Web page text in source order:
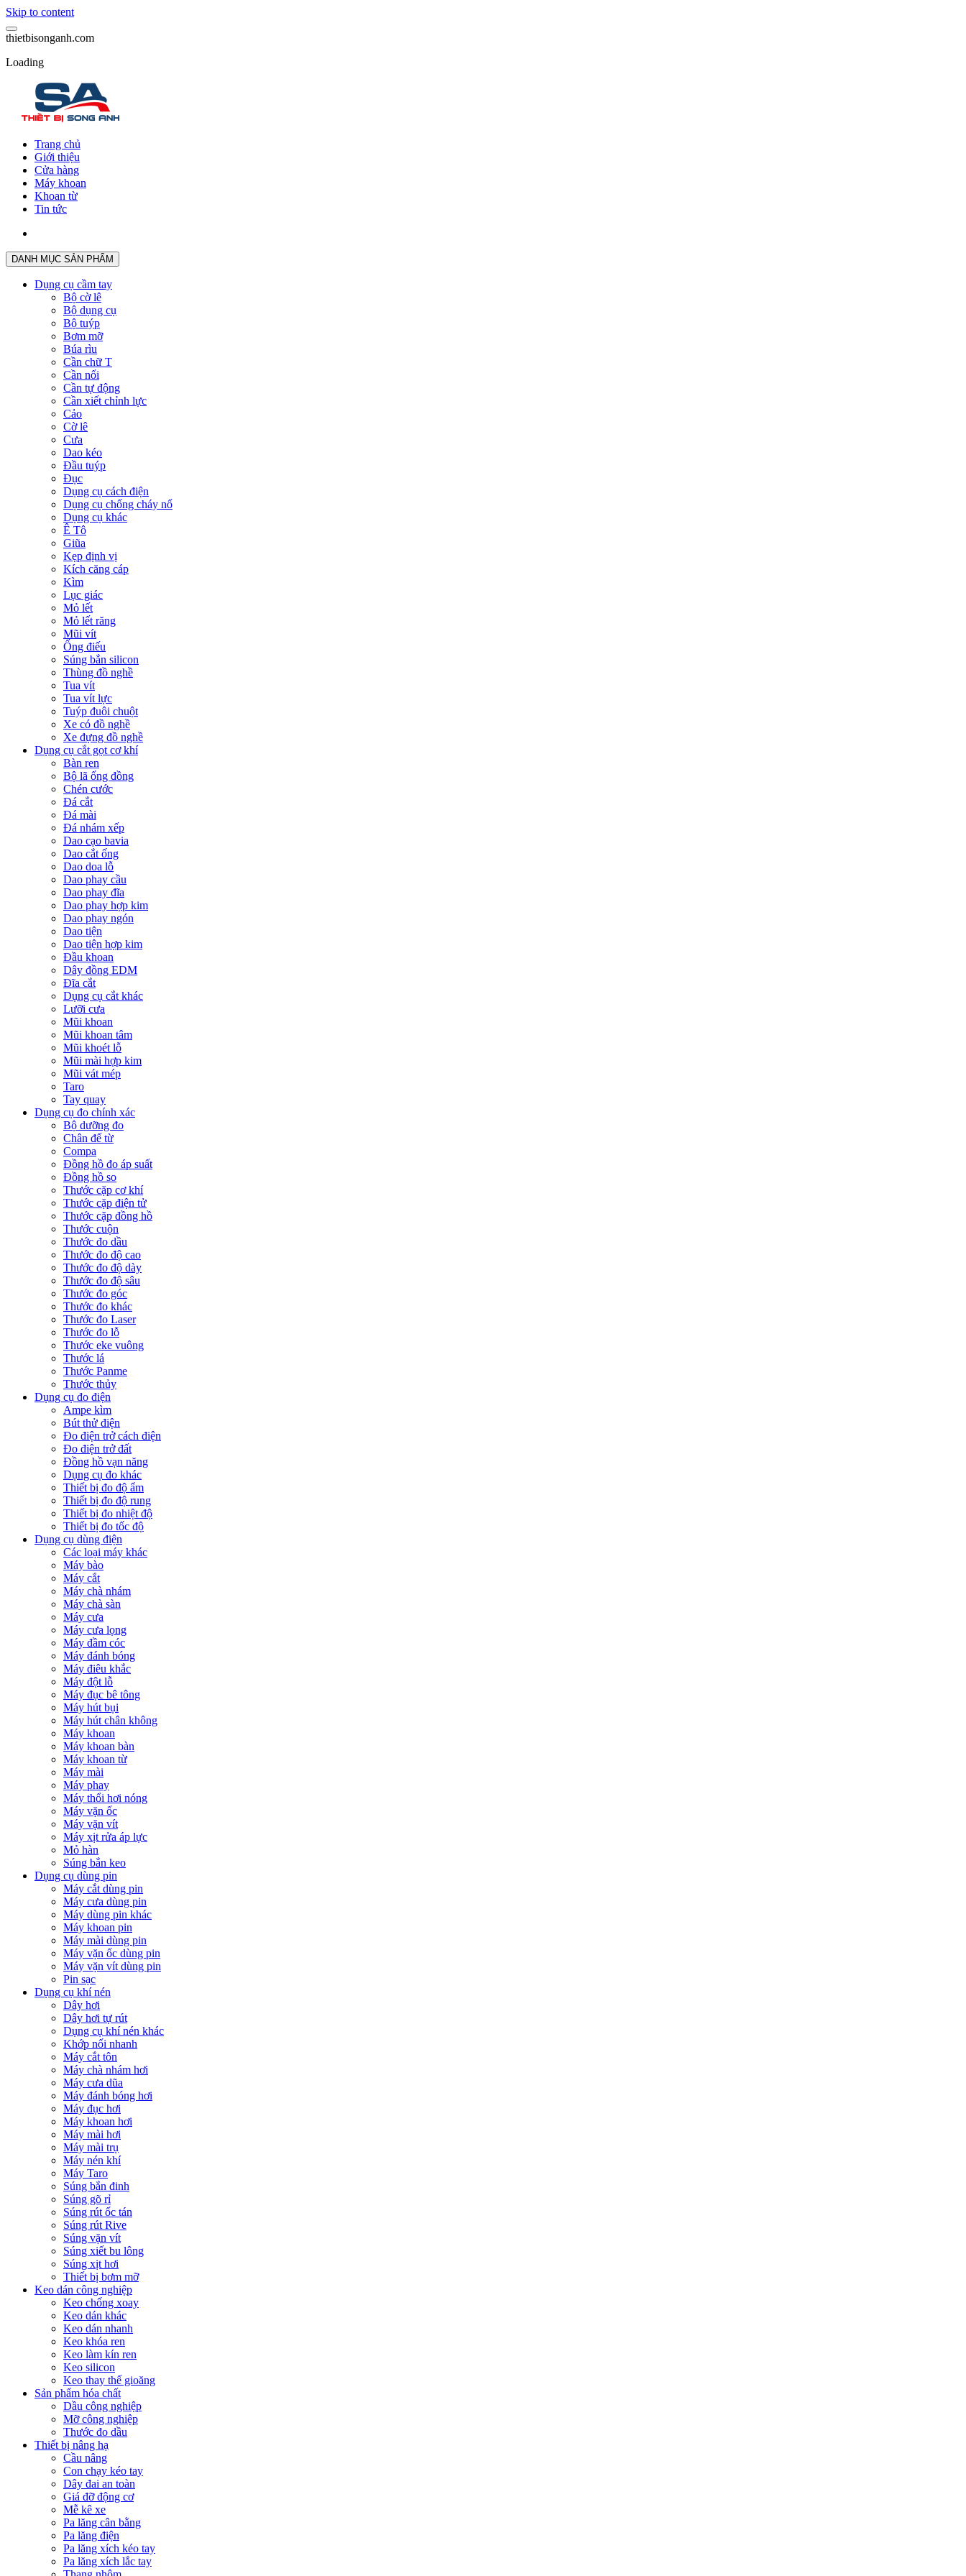
Skip to content
thietbisonganh.com
Loading
Trang chủ
Giới thiệu
Cửa hàng
Máy khoan
Khoan từ
Tin tức
DANH MỤC SẢN PHẨM
Dụng cụ cầm tay
Bộ cờ lê
Bộ dụng cụ
Bộ tuýp
Bơm mỡ
Búa rìu
Cần chữ T
Cần nối
Cần tự động
Cần xiết chỉnh lực
Cảo
Cờ lê
Cưa
Dao kéo
Đầu tuýp
Đục
Dụng cụ cách điện
Dụng cụ chống cháy nổ
Dụng cụ khác
Ê Tô
Giũa
Kẹp định vị
Kích căng cáp
Kìm
Lục giác
Mỏ lết
Mỏ lết răng
Mũi vít
Ống điếu
Súng bắn silicon
Thùng đồ nghề
Tua vít
Tua vít lực
Tuýp đuôi chuột
Xe có đồ nghề
Xe đựng đồ nghề
Dụng cụ cắt gọt cơ khí
Bàn ren
Bộ lã ống đồng
Chén cước
Đá cắt
Đá mài
Đá nhám xếp
Dao cạo bavia
Dao cắt ống
Dao doa lỗ
Dao phay cầu
Dao phay đĩa
Dao phay hợp kim
Dao phay ngón
Dao tiện
Dao tiện hợp kim
Đầu khoan
Dây đồng EDM
Đĩa cắt
Dụng cụ cắt khác
Lưỡi cưa
Mũi khoan
Mũi khoan tâm
Mũi khoét lỗ
Mũi mài hợp kim
Mũi vát mép
Taro
Tay quay
Dụng cụ đo chính xác
Bộ dưỡng đo
Chân đế từ
Compa
Đồng hồ đo áp suất
Đồng hồ so
Thước cặp cơ khí
Thước cặp điện tử
Thước cặp đồng hồ
Thước cuộn
Thước đo dầu
Thước đo độ cao
Thước đo độ dày
Thước đo độ sâu
Thước đo góc
Thước đo khác
Thước đo Laser
Thước đo lỗ
Thước eke vuông
Thước lá
Thước Panme
Thước thủy
Dụng cụ đo điện
Ampe kìm
Bút thử điện
Đo điện trở cách điện
Đo điện trở đất
Đồng hồ vạn năng
Dụng cụ đo khác
Thiết bị đo độ ẩm
Thiết bị đo độ rung
Thiết bị đo nhiệt độ
Thiết bị đo tốc độ
Dụng cụ dùng điện
Các loại máy khác
Máy bào
Máy cắt
Máy chà nhám
Máy chà sàn
Máy cưa
Máy cưa lọng
Máy đầm cóc
Máy đánh bóng
Máy điêu khắc
Máy đột lỗ
Máy đục bê tông
Máy hút bụi
Máy hút chân không
Máy khoan
Máy khoan bàn
Máy khoan từ
Máy mài
Máy phay
Máy thổi hơi nóng
Máy vặn ốc
Máy vặn vít
Máy xịt rửa áp lực
Mỏ hàn
Súng bắn keo
Dụng cụ dùng pin
Máy cắt dùng pin
Máy cưa dùng pin
Máy dùng pin khác
Máy khoan pin
Máy mài dùng pin
Máy vặn ốc dùng pin
Máy vặn vít dùng pin
Pin sạc
Dụng cụ khí nén
Dây hơi
Dây hơi tự rút
Dụng cụ khí nén khác
Khớp nối nhanh
Máy cắt tôn
Máy chà nhám hơi
Máy cưa dũa
Máy đánh bóng hơi
Máy đục hơi
Máy khoan hơi
Máy mài hơi
Máy mài trụ
Máy nén khí
Máy Taro
Súng bắn đinh
Súng gõ rỉ
Súng rút ốc tán
Súng rút Rive
Súng vặn vít
Súng xiết bu lông
Súng xịt hơi
Thiết bị bơm mỡ
Keo dán công nghiệp
Keo chống xoay
Keo dán khác
Keo dán nhanh
Keo khóa ren
Keo làm kín ren
Keo silicon
Keo thay thế gioăng
Sản phẩm hóa chất
Dầu công nghiệp
Mỡ công nghiệp
Thước đo dầu
Thiết bị nâng hạ
Cầu nâng
Con chạy kéo tay
Dây đai an toàn
Giá đỡ động cơ
Mễ kê xe
Pa lăng cân bằng
Pa lăng điện
Pa lăng xích kéo tay
Pa lăng xích lắc tay